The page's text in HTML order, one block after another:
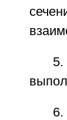
5.
6.